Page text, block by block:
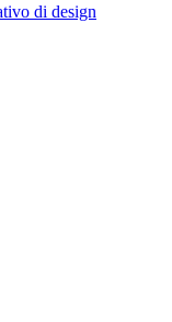
di design